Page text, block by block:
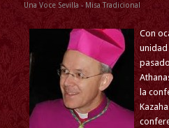
Una Voce Sevilla - Misa Tradicional
Con
unidad
la